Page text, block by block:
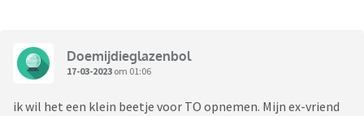
Doemijdieglazenbol
17-03-2023 om 01:06
ik wil het een klein beetje voor TO opnemen. Mijn ex-vriend